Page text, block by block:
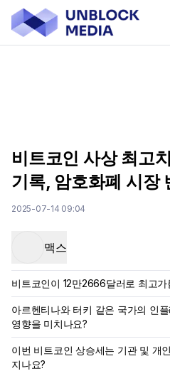
비트코인 사상 최고
기록, 암호화폐 시장
2025-07-14 09:04
맥스
비트코인이 12만2666달러로 최고
아르헨티나와 터키 같은 국가의 인
영향을 미치나요?
이번 비트코인 상승세는 기관 및 개
지나요?